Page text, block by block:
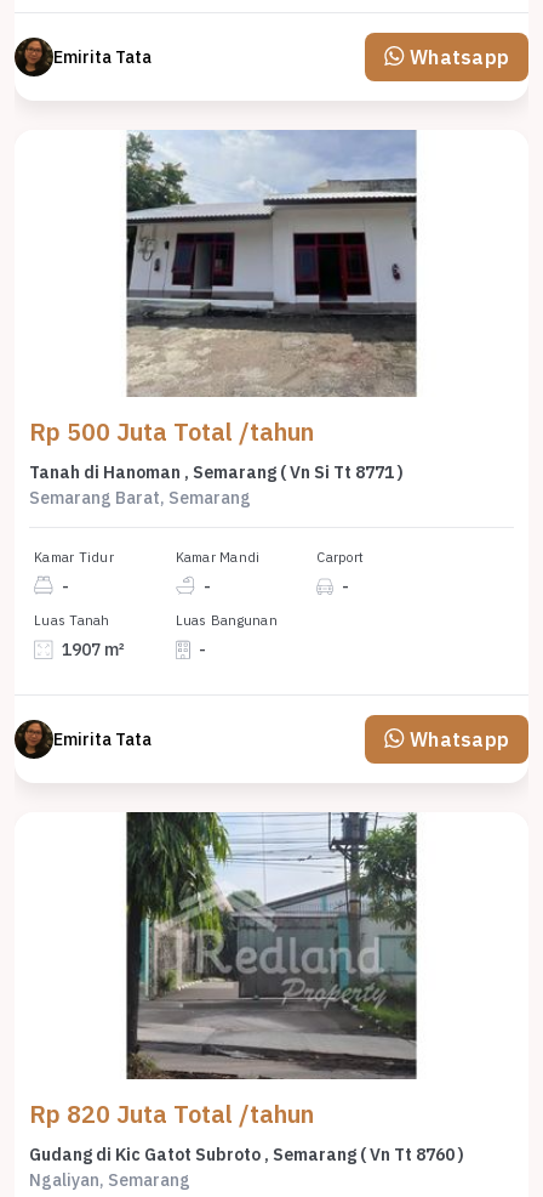
Emirita Tata Whatsapp
Rp 500 Juta Total /tahun
Tanah di Hanoman , Semarang ( Vn Si Tt 8771 )
Semarang Barat, Semarang
Kamar Tidur
-
Kamar Mandi
-
Carport
-
Luas Tanah
1907 m²
Luas Bangunan
-
Emirita Tata Whatsapp
Rp 820 Juta Total /tahun
Gudang di Kic Gatot Subroto , Semarang ( Vn Tt 8760 )
Ngaliyan, Semarang